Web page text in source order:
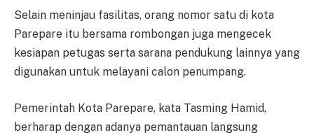
Selain meninjau fasilitas, orang nomor satu di kota
Parepare itu bersama rombongan juga mengecek
kesiapan petugas serta sarana pendukung lainnya yang
digunakan untuk melayani calon penumpang.
Pemerintah Kota Parepare, kata Tasming Hamid,
berharap dengan adanya pemantauan langsung